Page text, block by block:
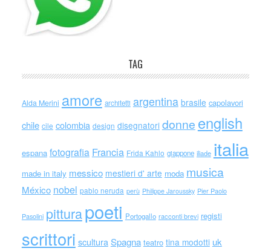
TAG
Alda Merini amore architetti argentina brasile capolavori
chile cile colombia design disegnatori donne english
espana fotografia Francia Frida Kahlo giappone iliade italia
made in italy messico mestieri d' arte moda musica
México nobel pablo neruda perù Philippe Jaroussky Pier Paolo
Pasolini pitturapoeti Portogallo racconti brevi registi
scrittori scultura Spagna teatro tina modotti uk